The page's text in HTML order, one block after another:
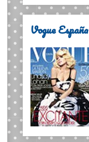
Vogue España